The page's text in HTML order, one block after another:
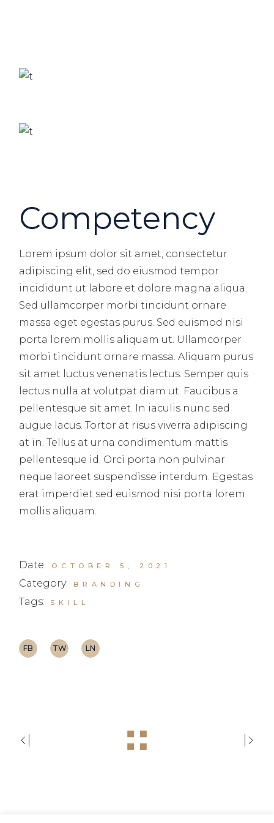
Competency
Lorem ipsum dolor sit amet, consectetur
adipiscing elit, sed do eiusmod tempor
incididunt ut labore et dolore magna aliqua.
Sed ullamcorper morbi tincidunt ornare
massa eget egestas purus. Sed euismod nisi
porta lorem mollis aliquam ut. Ullamcorper
morbi tincidunt ornare massa. Aliquam purus
sit amet luctus venenatis lectus. Semper quis
lectus nulla at volutpat diam ut. Faucibus a
pellentesque sit amet. In iaculis nunc sed
augue lacus. Tortor at risus viverra adipiscing
at in. Tellus at urna condimentum mattis
pellentesque id. Orci porta non pulvinar
neque laoreet suspendisse interdum. Egestas
erat imperdiet sed euismod nisi porta lorem
mollis aliquam.
Date: OCTOBER 5, 2021
Category: BRANDING
Tags: SKILL
FB TW LN